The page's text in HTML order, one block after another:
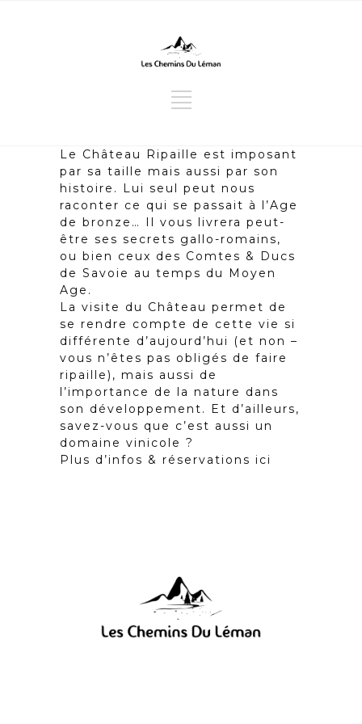
Le Château Ripaille est imposant
par sa taille mais aussi par son
histoire. Lui seul peut nous
raconter ce qui se passait à l’Age
de bronze… Il vous livrera peut-
être ses secrets gallo-romains,
ou bien ceux des Comtes & Ducs
de Savoie au temps du Moyen
Age.
La visite du Château permet de
se rendre compte de cette vie si
différente d’aujourd’hui (et non –
vous n’êtes pas obligés de faire
ripaille), mais aussi de
l’importance de la nature dans
son développement. Et d’ailleurs,
savez-vous que c’est aussi un
domaine vinicole ?
Plus d’infos & réservations ici